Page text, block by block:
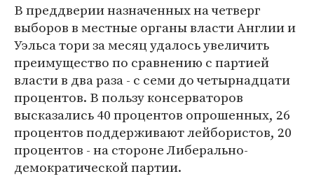
В преддверии назначенных на четверг
выборов в местные органы власти Англии и
Уэльса тори за месяц удалось увеличить
преимущество по сравнению с партией
власти в два раза - с семи до четырнадцати
процентов. В пользу консерваторов
высказались 40 процентов опрошенных, 26
процентов поддерживают лейбористов, 20
процентов - на стороне Либерально-
демократической партии.